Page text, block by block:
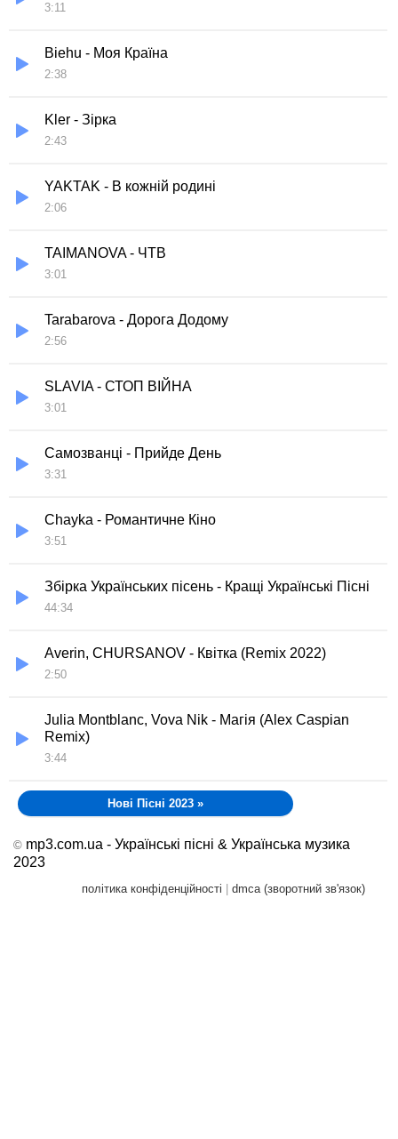
3:11
Biehu - Моя Країна
2:38
Kler - Зірка
2:43
YAKTAK - В кожній родині
2:06
TAIMANOVA - ЧТВ
3:01
Tarabarova - Дорога Додому
2:56
SLAVIA - СТОП ВІЙНА
3:01
Самозванці - Прийде День
3:31
Chayka - Романтичне Кіно
3:51
Збірка Українських пісень - Кращі Українські Пісні
44:34
Averin, CHURSANOV - Квітка (Remix 2022)
2:50
Julia Montblanc, Vova Nik - Магія (Alex Caspian
Remix)
3:44
Нові Пісні 2023 »
© mp3.com.ua - Українські пісні & Українська музика
2023
політика конфіденційності dmca (зворотний зв'язок)